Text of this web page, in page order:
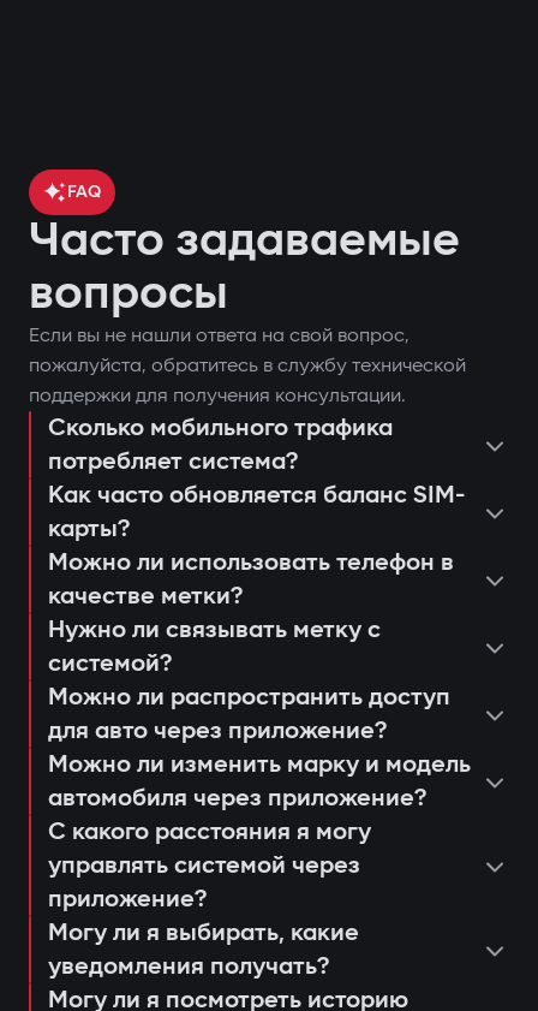
контроль местоположения
автомобиля через GPS;
блокировка двигателя при попытке
несанкционированного запуска;
уведомления через приложение
Gazer Car;
дистанционный автозапуск
двигателя;
ведение журнала событий и попыток
доступа;
анализ движения и истории поездок.
Защита от «электронной удочки»
Использование цифровой метки с
шифрованием AES128, которую
невозможно продлить или заменить. Это
предотвращает «релейные атаки» даже
при наличии скопированного ключа.
Авторизация владельца по метке
При открытии дверей или запуске
двигателя система ищет метку
владельца. Если её нет рядом —
двигатель блокируется, а владелец
мгновенно получает уведомление через
поставить или снять автомобиль с
охраны;
запустить двигатель дистанционно;
просмотреть последние
срабатывания или действия системы;
настроить push-уведомления и
сценарии доступа для членов семьи
или сервисных работников;
получать напоминания о
техобслуживании или обновлении
прошивки (Smart Update).
консультация и подбор оптимальной
системы;
установка и программирование
модулей;
проверка соединения и качества
сигнала 4G LTE;
объяснение пользователю работы и
управления через приложение Gazer
Car;
выдача гарантийного талона и
активация 3-летней поддержки.
FAQ
Часто задаваемые
вопросы
Если вы не нашли ответа на свой вопрос,
пожалуйста, обратитесь в службу технической
поддержки для получения консультации.
Сколько мобильного трафика
потребляет система?
Как часто обновляется баланс SIM-
карты?
Можно ли использовать телефон в
качестве метки?
Нужно ли связывать метку с
системой?
Можно ли распространить доступ
для авто через приложение?
Можно ли изменить марку и модель
автомобиля через приложение?
С какого расстояния я могу
управлять системой через
приложение?
Могу ли я выбирать, какие
уведомления получать?
Могу ли я посмотреть историю